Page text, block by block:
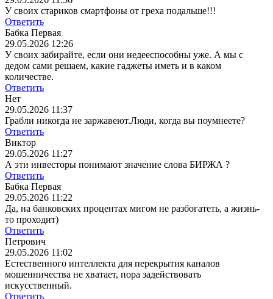
У своих стариков смартфоны от греха подальше!!!
Ответить
Бабка Первая
29.05.2026 12:26
У своих забирайте, если они недееспособны уже. А мы с
дедом сами решаем, какие гаджеты иметь и в каком
количестве.
Ответить
Нет
29.05.2026 11:37
Грабли никогда не заржавеют.Люди, когда вы поумнеете?
Ответить
Виктор
29.05.2026 11:27
А эти инвесторы понимают значение слова БИРЖА ?
Ответить
Бабка Первая
29.05.2026 11:22
Да, на банковских процентах мигом не разбогатеть, а жизнь-
то проходит)
Ответить
Петрович
29.05.2026 11:02
Естественного интеллекта для перекрытия каналов
мошенничества не хватает, пора задействовать
искусственный.
Ответить